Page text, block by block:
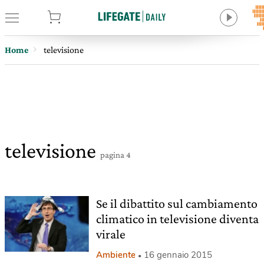
Home televisione
televisione pagina 4
Se il dibattito sul cambiamento
climatico in televisione diventa
virale
Ambiente 16 gennaio 2015